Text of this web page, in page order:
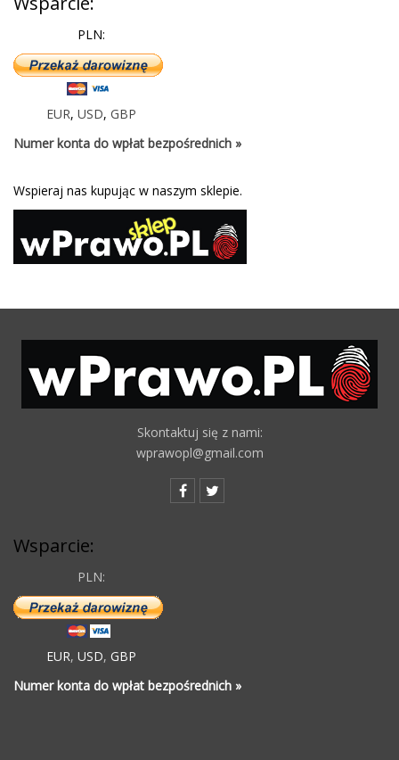
PLN:
EUR, USD, GBP
Numer konta do wpłat bezpośrednich »
Wspieraj nas kupując w naszym sklepie.
Skontaktuj się z nami:
wprawopl@gmail.com
Wsparcie:
PLN:
EUR, USD, GBP
Numer konta do wpłat bezpośrednich »